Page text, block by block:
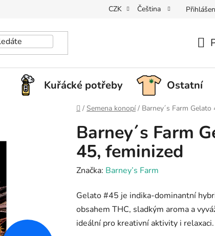
CZK Čeština
Kuřácké potřeby Ostatní
Domů
/ Semena konopí / Barney´s Farm Gelato
Barney´s Farm
45, feminized
Značka: Barney’s Farm
Gelato #45 je indika-dominantní
obsahem THC, sladkým aroma a
ideální pro kreativní aktivity i relaxaci.